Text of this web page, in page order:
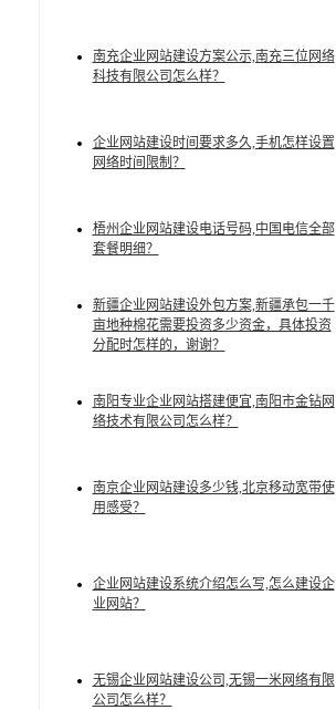
南充企业网站建设方案公示,南充三位网络
科技有限公司怎么样？
企业网站建设时间要求多久,手机怎样设置
网络时间限制？
梧州企业网站建设电话号码,中国电信全部
套餐明细？
新疆企业网站建设外包方案,新疆承包一千
亩地种棉花需要投资多少资金，具体投资
分配时怎样的，谢谢？
南阳专业企业网站搭建便宜,南阳市金钻网
络技术有限公司怎么样？
南京企业网站建设多少钱,北京移动宽带使
用感受？
企业网站建设系统介绍怎么写,怎么建设企
业网站？
无锡企业网站建设公司,无锡一米网络有限
公司怎么样？